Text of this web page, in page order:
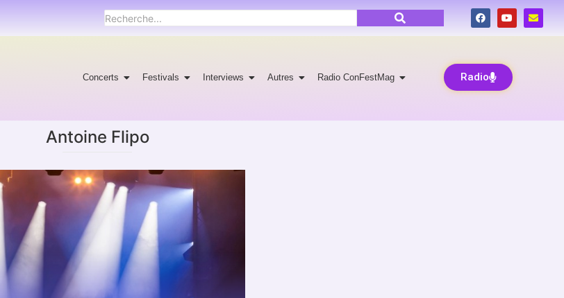
Concerts Festivals Interviews Autres Radio ConFestMag Radio
Antoine Flipo